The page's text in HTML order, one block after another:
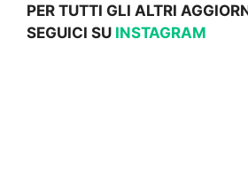
PER TUTTI GLI ALTRI
SEGUICI SU INSTAGRAM